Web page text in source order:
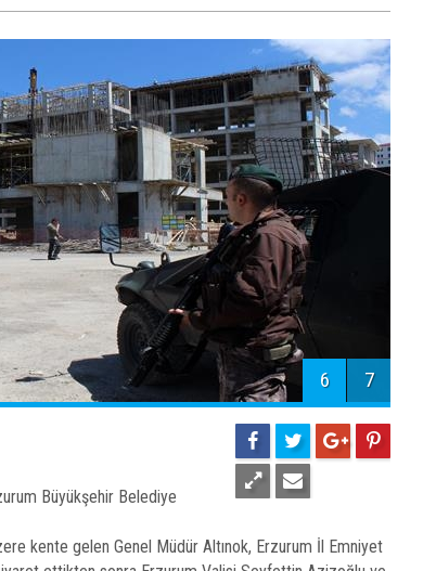
6 7
Büyükşehir Belediye
kente gelen Genel Müdür Altınok, Erzurum İl Emniyet